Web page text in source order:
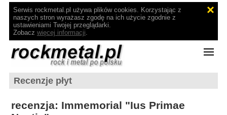
Serwis rockmetal.pl używa plików cookies. Korzystając z
naszych stron wyrażasz zgodę na ich użycie zgodnie z
ustawieniami Twojej przeglądarki.
Zobacz więcej informacji.
Recenzje płyt
recenzja: Immemorial "Ius Primae